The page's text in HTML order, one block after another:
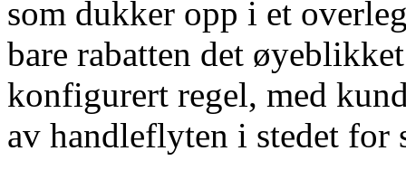
som dukker opp i et
bare rabatten det
konfigurert regel, med
av handleflyten i stedet for